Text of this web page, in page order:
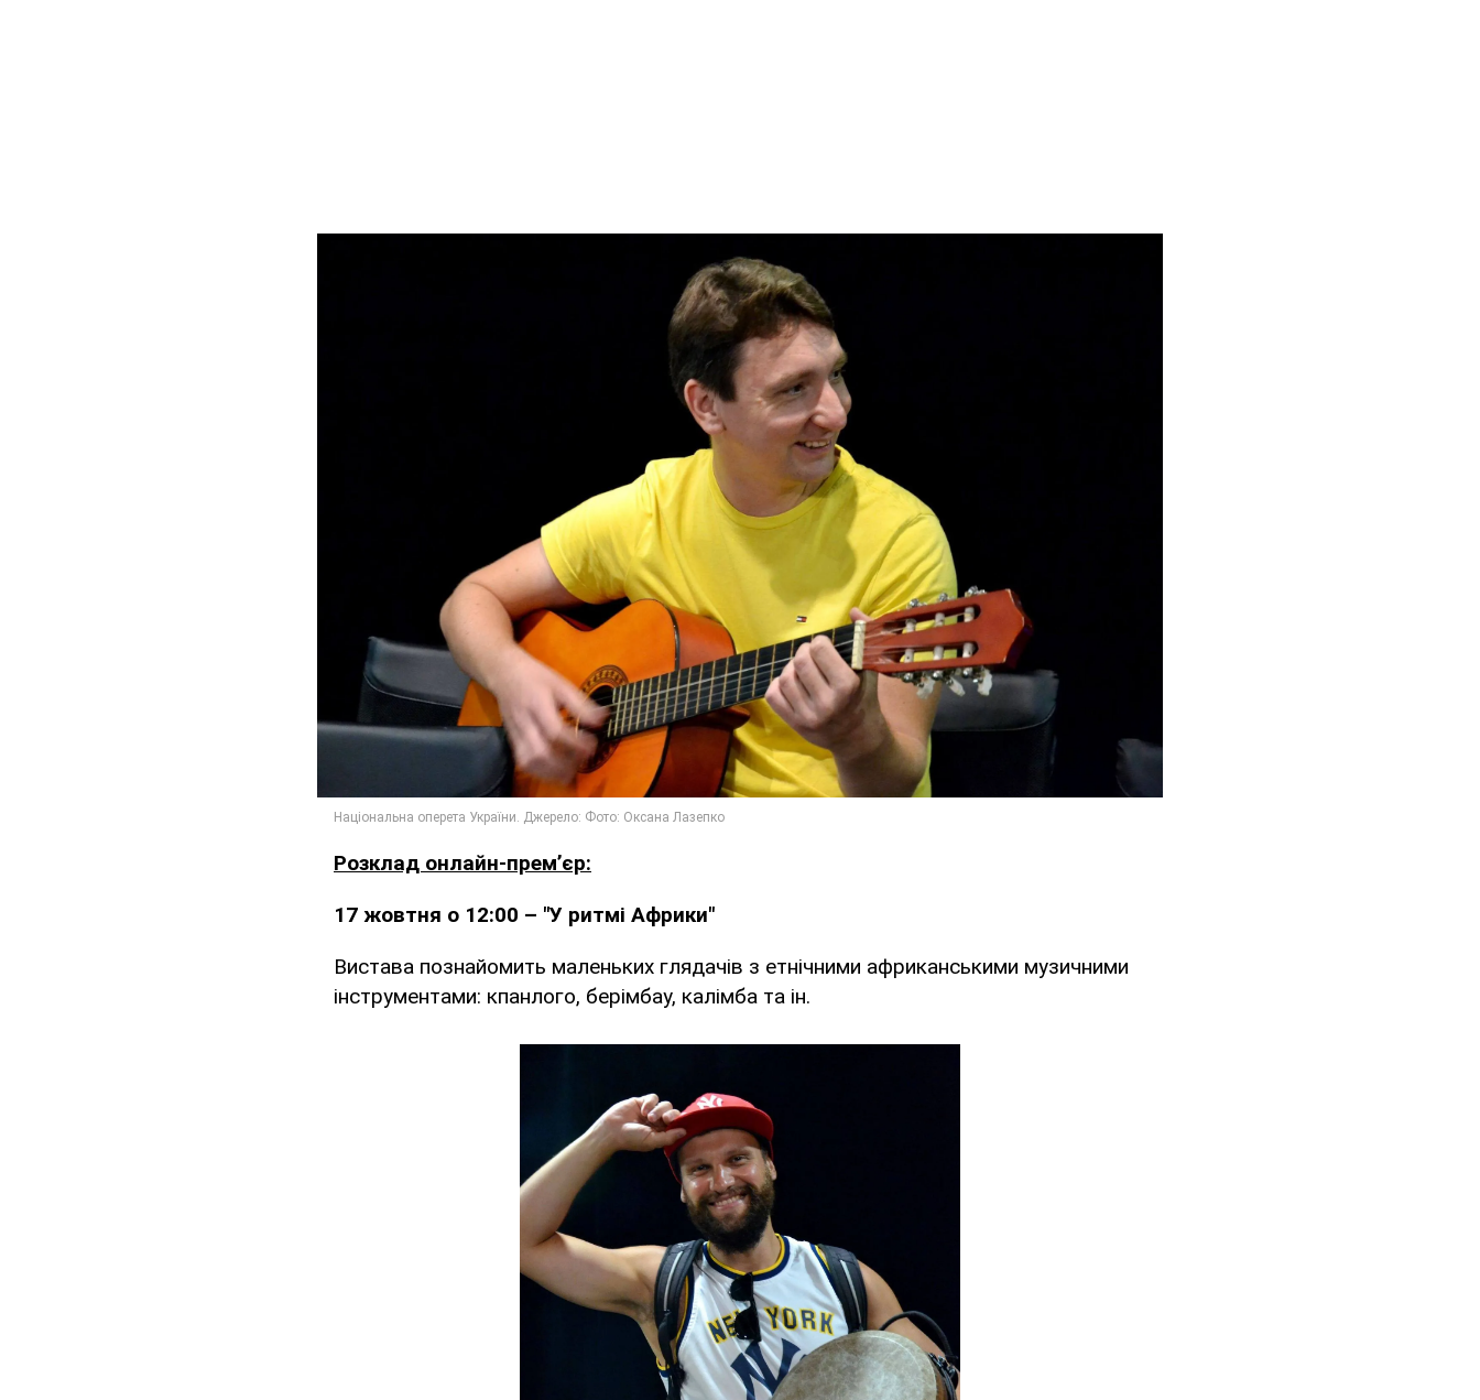
Розклад онлайн-прем’єр:
17 жовтня о 12:00 – "У ритмі Африки"
Вистава познайомить маленьких глядачів з етнічними африканськими музичними
інструментами: кпанлого, берімбау, калімба та ін.